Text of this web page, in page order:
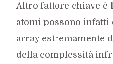
Altro fattore chiave è
atomi possono infatti
array estremamente
della complessità